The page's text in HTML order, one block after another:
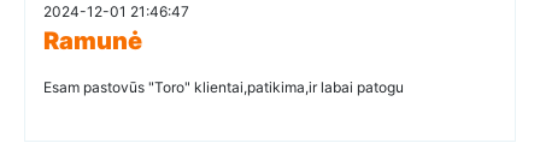
2024-12-01 21:46:47
Ramunė
Esam pastovūs "Toro" klientai,patikima,ir labai patogu